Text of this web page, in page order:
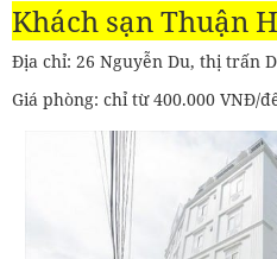
Khách sạn Thuận
Địa chỉ: 26 Nguyễn Du, thị trấn
Giá phòng: chỉ từ 400.000 VNĐ/